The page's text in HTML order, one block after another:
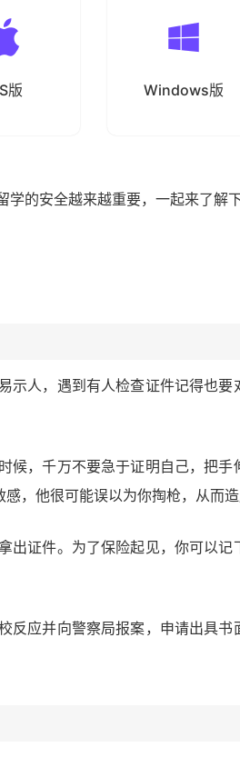
版 Windows版
的安全越来越重要，一起来了解
示人，遇到有人检查证件记得也
候，千万不要急于证明自己，把
，他很可能误以为你掏枪，从而造
出证件。为了保险起见，你可以
反应并向警察局报案，申请出具